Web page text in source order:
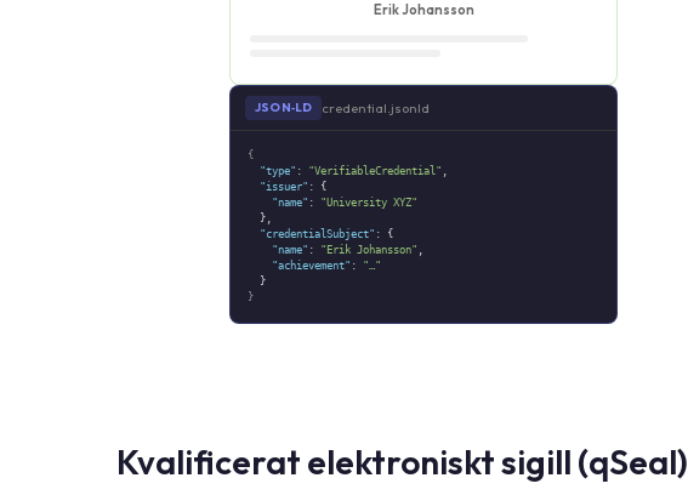
Erik Johansson
JSON‑LD credential.jsonld
{
"type" : "VerifiableCredential" ,
"issuer" : {
"name" : "University XYZ"
},
"credentialSubject" : {
"name" : "Erik Johansson" ,
"achievement" : "…"
}
}
Kvalificerat elektroniskt sigill (qSeal)